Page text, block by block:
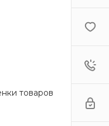
841-83-98
товаров